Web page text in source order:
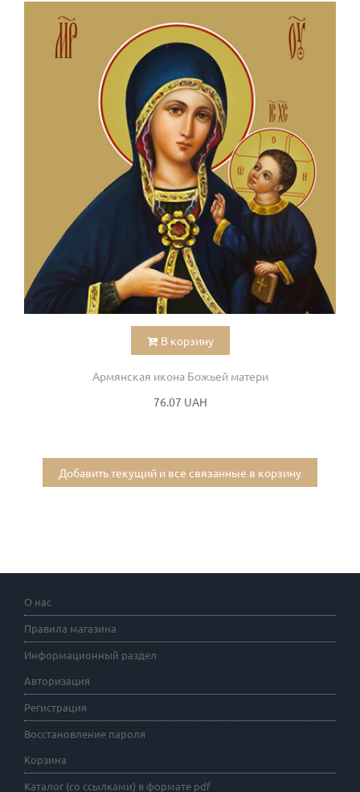
В корзину
Армянская икона Божьей матери
76.07 UAH
Добавить текущий и все связанные в корзину
О нас
Правила магазина
Информационный раздел
Авторизация
Регистрация
Восстановление пароля
Корзина
Каталог (со ссылками) в формате pdf